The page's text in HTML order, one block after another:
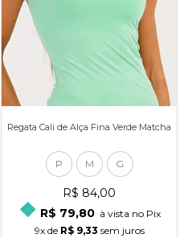
Regata Cali de Alça Fina Verde Matcha
P M G
R$ 84,00
R$ 79,80 à vista no Pix
9xde R$ 9,33 sem juros